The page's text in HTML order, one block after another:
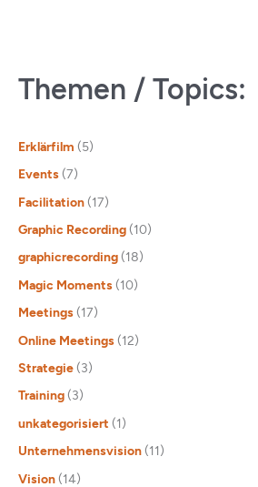
Themen / Topics:
Erklärfilm (5)
Events (7)
Facilitation (17)
Graphic Recording (10)
graphicrecording (18)
Magic Moments (10)
Meetings (17)
Online Meetings (12)
Strategie (3)
Training (3)
unkategorisiert (1)
Unternehmensvision (11)
Vision (14)